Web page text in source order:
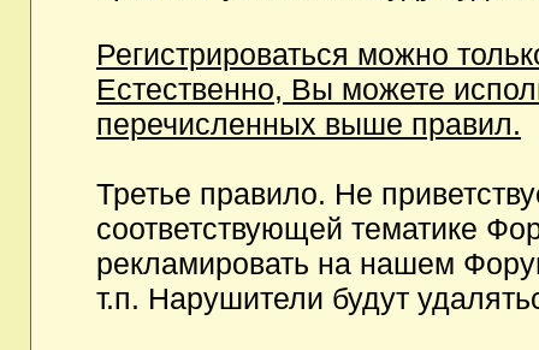
Регистрироваться можно
Естественно, Вы можете
перечисленных выше правил.
Третье правило. Не
соответствующей тематике
рекламировать на нашем
т.п. Нарушители будут